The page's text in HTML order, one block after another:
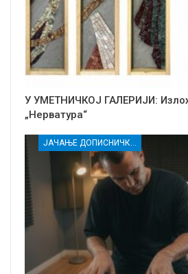
У УМЕТНИЧКОЈ ГАЛЕРИЈИ:
„Нерватура“
ЈАЧАЊЕ ДОПИСНИЧКЕ МРЕЖЕ НЕЗАВИСНИХ МЕДИЈА У РАСИНСКОМ ОКРУГУ